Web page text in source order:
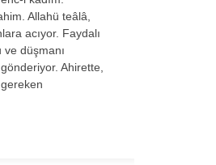
Allahü teâlâ,
acıyor. Faydalı
ve düşmanı
Ahirette,